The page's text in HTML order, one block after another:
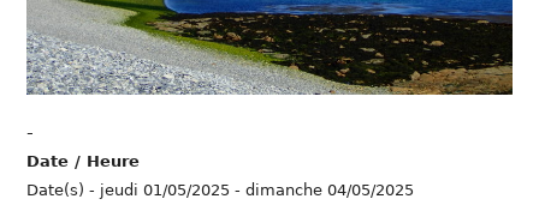
-
Date / Heure
Date(s) - jeudi 01/05/2025 - dimanche 04/05/2025